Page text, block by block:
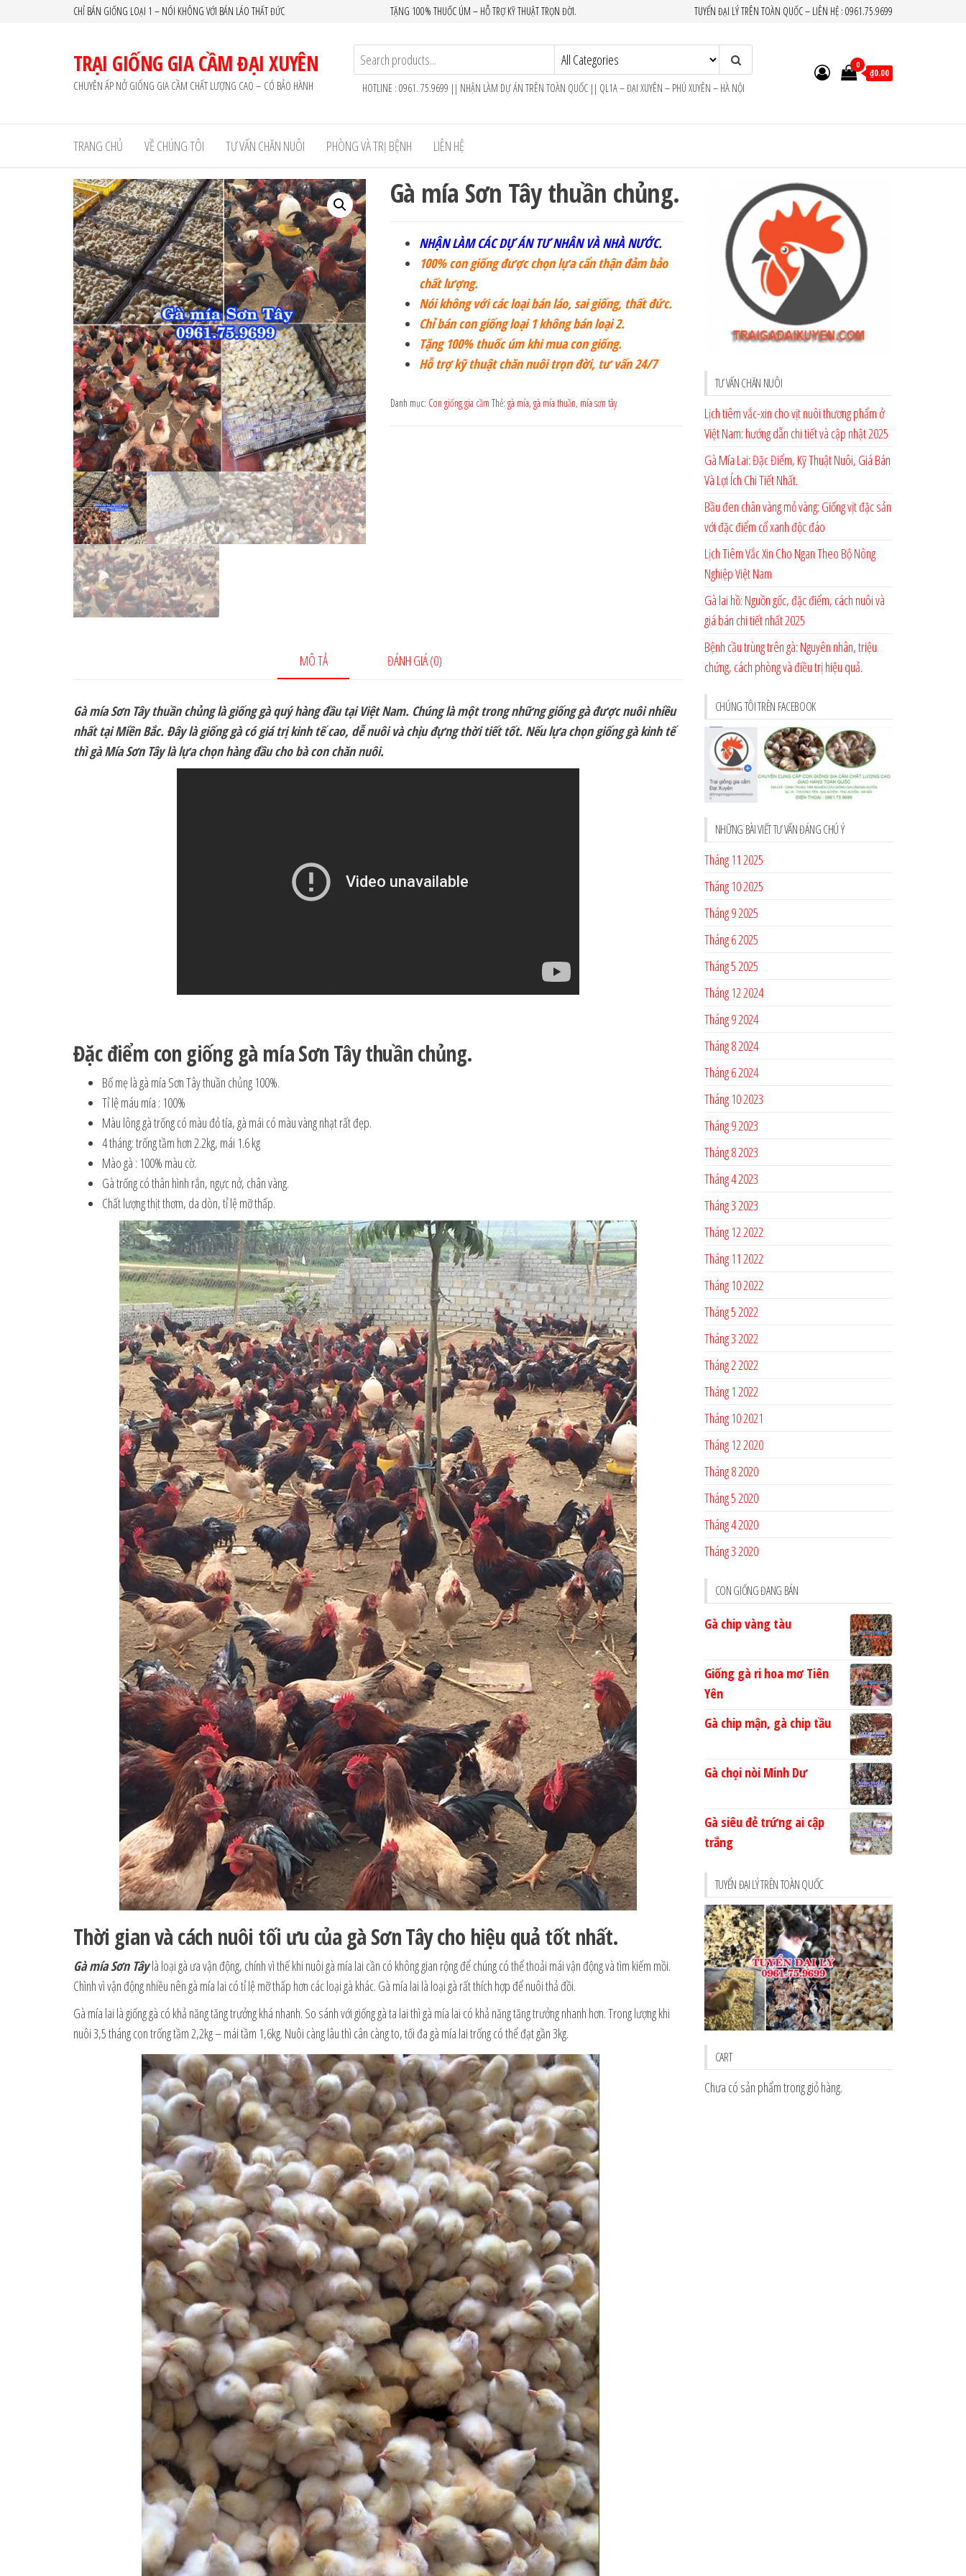
CHỈ BÁN GIỐNG LOẠI 1 – NÓI KHÔNG VỚI BÁN LÁO THẤT ĐỨC TẶNG 100% THUỐC ÚM – HỖ TRỢ KỸ THUẬT TRỌN ĐỜI. TUYỂN ĐẠI LÝ TRÊN TOÀN QUỐC – LIÊN HỆ : 0961.75.9699
TRẠI GIỐNG GIA CẦM ĐẠI XUYÊN
CHUYÊN ẤP NỞ GIỐNG GIA CẦM CHẤT LƯỢNG CAO – CÓ BẢO HÀNH HOTLINE : 0961. 75.9699 || NHẬN LÀM DỰ ÁN TRÊN TOÀN QUỐC || QL1A – ĐẠI XUYÊN – PHÚ XUYÊN – HÀ NỘI
0
₫0.00
TRANG CHỦ VỀ CHÚNG TÔI TƯ VẤN CHĂN NUÔI PHÒNG VÀ TRỊ BỆNH LIÊN HỆ
Gà mía Sơn Tây thuần chủng.
NHẬN LÀM CÁC DỰ ÁN TƯ NHÂN VÀ NHÀ NƯỚC.
100% con giống được chọn lựa cẩn thận đảm bảo
chất lượng.
Nói không với các loại bán láo, sai giống, thất đức.
Chỉ bán con giống loại 1 không bán loại 2.
Tặng 100% thuốc úm khi mua con giống.
Hỗ trợ kỹ thuật chăn nuôi trọn đời, tư vấn 24/7
Danh mục: Con giống gia cầm Thẻ: gà mía, gà mía thuần, mía sơn tây
MÔ TẢ ĐÁNH GIÁ (0)
Gà mía Sơn Tây thuần chủng là giống gà quý hàng đầu tại Việt Nam. Chúng là một trong những giống gà được nuôi nhiều
nhất tại Miền Bắc. Đây là giống gà có giá trị kinh tế cao, dễ nuôi và chịu đựng thời tiết tốt. Nếu lựa chọn giống gà kinh tế
thì gà Mía Sơn Tây là lựa chọn hàng đầu cho bà con chăn nuôi.
Đặc điểm con giống gà mía Sơn Tây thuần chủng.
Bố mẹ là gà mía Sơn Tây thuần chủng 100%.
Tỉ lệ máu mía : 100%
Màu lông gà trống có màu đỏ tía, gà mái có màu vàng nhạt rất đẹp.
4 tháng: trống tầm hơn 2.2kg, mái 1.6 kg
Mào gà : 100% màu cờ.
Gà trống có thân hình rắn, ngực nở, chân vàng.
Chất lượng thịt thơm, da dòn, tỉ lệ mỡ thấp.
Thời gian và cách nuôi tối ưu của gà Sơn Tây cho hiệu quả tốt nhất.
Gà mía Sơn Tâylà loại gà ưa vận động, chính vì thế khi nuôi gà mía lai cần có không gian rộng để chúng có thể thoải mái vận động và tìm kiếm mồi.
Chình vì vận động nhiều nên gà mía lai có tỉ lệ mỡ thấp hơn các loại gà khác. Gà mía lai là loại gà rất thích hợp để nuôi thả đồi.
Gà mía lai là giống gà có khả năng tăng trưởng khá nhanh. So sánh với giống gà ta lai thì gà mía lai có khả năng tăng trưởng nhanh hơn. Trong lượng khi
nuôi 3,5 tháng con trống tầm 2,2kg – mái tầm 1,6kg. Nuôi càng lâu thì cân càng to, tối đa gà mía lai trống có thể đạt gần 3kg.
TƯ VẤN CHĂN NUÔI
Lịch tiêm vắc-xin cho vịt nuôi thương phẩm ở
Việt Nam: hướng dẫn chi tiết và cập nhật 2025
Gà Mía Lai: Đặc Điểm, Kỹ Thuật Nuôi, Giá Bán
Và Lợi Ích Chi Tiết Nhất.
Bầu đen chân vàng mỏ vàng: Giống vịt đặc sản
với đặc điểm cổ xanh độc đáo
Lịch Tiêm Vắc Xin Cho Ngan Theo Bộ Nông
Nghiệp Việt Nam
Gà lai hồ: Nguồn gốc, đặc điểm, cách nuôi và
giá bán chi tiết nhất 2025
Bệnh cầu trùng trên gà: Nguyên nhân, triệu
chứng, cách phòng và điều trị hiệu quả.
CHÚNG TÔI TRÊN FACEBOOK
NHỮNG BÀI VIẾT TƯ VẤN ĐÁNG CHÚ Ý
Tháng 11 2025
Tháng 10 2025
Tháng 9 2025
Tháng 6 2025
Tháng 5 2025
Tháng 12 2024
Tháng 9 2024
Tháng 8 2024
Tháng 6 2024
Tháng 10 2023
Tháng 9 2023
Tháng 8 2023
Tháng 4 2023
Tháng 3 2023
Tháng 12 2022
Tháng 11 2022
Tháng 10 2022
Tháng 5 2022
Tháng 3 2022
Tháng 2 2022
Tháng 1 2022
Tháng 10 2021
Tháng 12 2020
Tháng 8 2020
Tháng 5 2020
Tháng 4 2020
Tháng 3 2020
CON GIỐNG ĐANG BÁN
Gà chip vàng tàu
Giống gà ri hoa mơ Tiên
Yên
Gà chip mận, gà chip tầu
Gà chọi nòi Minh Dư
Gà siêu đẻ trứng ai cập
trắng
TUYỂN ĐẠI LÝ TRÊN TOÀN QUỐC
CART
Chưa có sản phẩm trong giỏ hàng.